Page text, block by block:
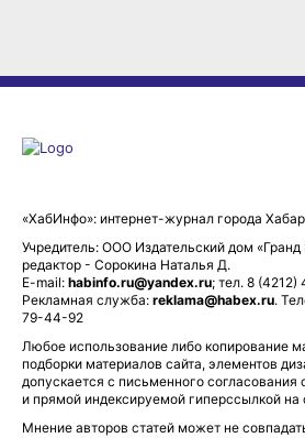
«ХабИнфо»: интернет-журнал города
Учредитель: ООО Издательский дом
редактор - Сорокина Наталья Д.
E-mail: habinfo.ru@yandex.ru; тел. 8
Рекламная служба: reklama@habex.ru.
79-44-92
Любое использование либо копирование
подборки материалов сайта, элементов
допускается с письменного согласования
и прямой индексируемой гиперссылкой на
Мнение авторов статей может не